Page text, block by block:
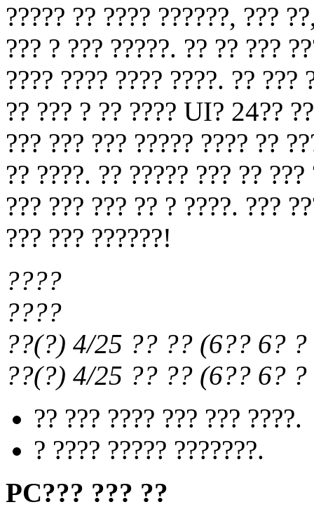
????? ?? ???? ??????, ???
??? ? ??? ?????. ?? ?? ???
???? ???? ???? ????. ?? ???
?? ??? ? ?? ???? UI? 24??
??? ??? ??? ????? ???? ??
?? ????. ?? ????? ??? ??
??? ??? ??? ?? ? ????. ???
??? ??? ??????!
????
????
??(?) 4/25 ?? ?? (6?? 6?
??(?) 4/25 ?? ?? (6?? 6?
?? ??? ???? ??? ??? ????.
? ???? ????? ???????.
PC??? ??? ??